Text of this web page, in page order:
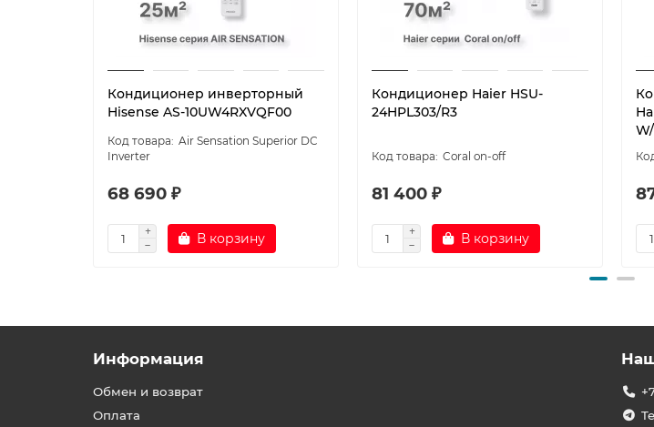
Кондиционер инверторный
Hisense AS-10UW4RXVQF00
Air Sensation Superior DC
Inverter
68 690 ₽
В корзину
Кондиционер Haier HSU-
24HPL303/R3
Coral on-off
81 400 ₽
В корзину
Информация
Обмен и возврат
Оплата